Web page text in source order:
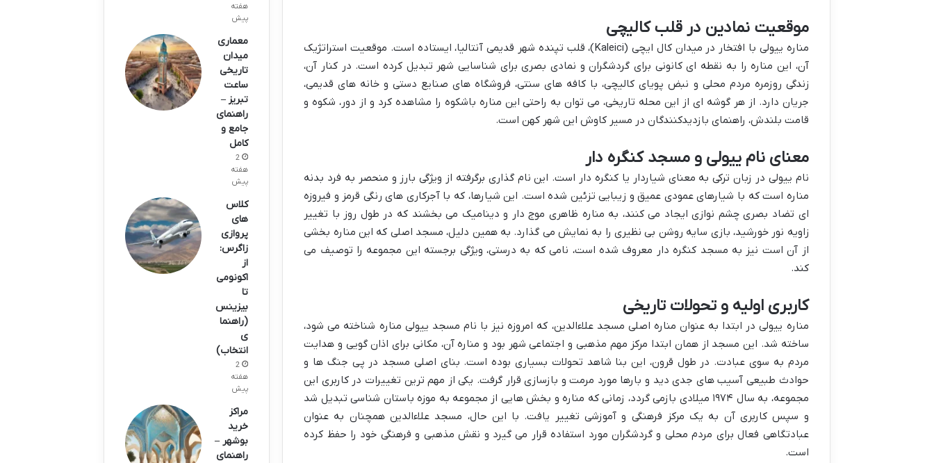
موقعیت نمادین در قلب کالیچی
مناره ییولی با افتخار در میدان کال ایچی (Kaleici)، قلب تپنده شهر قدیمی آنتالیا، ایستاده است. موقعیت استراتژیک
آن، این مناره را به نقطه ای کانونی برای گردشگران و نمادی بصری برای شناسایی شهر تبدیل کرده است. در کنار آن،
زندگی روزمره مردم محلی و نبض پویای کالیچی، با کافه های سنتی، فروشگاه های صنایع دستی و خانه های قدیمی،
جریان دارد. از هر گوشه ای از این محله تاریخی، می توان به راحتی این مناره باشکوه را مشاهده کرد و از دور، شکوه و
قامت بلندش، راهنمای بازدیدکنندگان در مسیر کاوش این شهر کهن است.
معنای نام ییولی و مسجد کنگره دار
نام ییولی در زبان ترکی به معنای شیاردار یا کنگره دار است. این نام گذاری برگرفته از ویژگی بارز و منحصر به فرد بدنه
مناره است که با شیارهای عمودی عمیق و زیبایی تزئین شده است. این شیارها، که با آجرکاری های رنگی قرمز و فیروزه
ای تضاد بصری چشم نوازی ایجاد می کنند، به مناره ظاهری موج دار و دینامیک می بخشند که در طول روز با تغییر
زاویه نور خورشید، بازی سایه روشن بی نظیری را به نمایش می گذارد. به همین دلیل، مسجد اصلی که این مناره بخشی
از آن است نیز به مسجد کنگره دار معروف شده است، نامی که به درستی، ویژگی برجسته این مجموعه را توصیف می
کند.
کاربری اولیه و تحولات تاریخی
مناره ییولی در ابتدا به عنوان مناره اصلی مسجد علاءالدین، که امروزه نیز با نام مسجد ییولی مناره شناخته می شود،
ساخته شد. این مسجد از همان ابتدا مرکز مهم مذهبی و اجتماعی شهر بود و مناره آن، مکانی برای اذان گویی و هدایت
مردم به سوی عبادت. در طول قرون، این بنا شاهد تحولات بسیاری بوده است. بنای اصلی مسجد در پی جنگ ها و
حوادث طبیعی آسیب های جدی دید و بارها مورد مرمت و بازسازی قرار گرفت. یکی از مهم ترین تغییرات در کاربری این
مجموعه، به سال ۱۹۷۴ میلادی بازمی گردد، زمانی که مناره و بخش هایی از مجموعه به موزه باستان شناسی تبدیل شد
و سپس کاربری آن به یک مرکز فرهنگی و آموزشی تغییر یافت. با این حال، مسجد علاءالدین همچنان به عنوان
عبادتگاهی فعال برای مردم محلی و گردشگران مورد استفاده قرار می گیرد و نقش مذهبی و فرهنگی خود را حفظ کرده
است.
هفته
پیش
معماری
میدان
تاریخی
ساعت
تبریز –
راهنمای
جامع و
کامل
2
هفته
پیش
کلاس
های
پروازی
زاگرس:
از
اکونومی
تا
بیزینس
(راهنما
ی
انتخاب)
2
هفته
پیش
مراکز
خرید
بوشهر –
راهنمای